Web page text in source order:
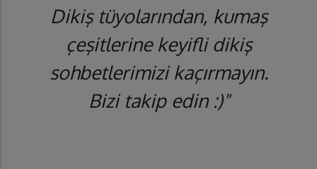
Dikiş tüyolarından, kumaş
çeşitlerine keyifli dikiş
sohbetlerimizi kaçırmayın.
Bizi takip edin :)"